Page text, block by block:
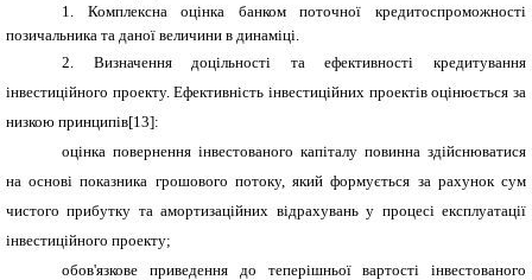
1. Комплексна оцінка банком поточної кредитоспроможності
позичальника та даної величини в динаміці.
2. Визначення доцільності та ефективності кредитування
інвестиційного проекту. Ефективність інвестиційних проектів оцінюється за
низкою принципів[13]:
оцінка повернення інвестованого капіталу повинна здійснюватися
на основі показника грошового потоку, який формується за рахунок сум
чистого прибутку та амортизаційних відрахувань у процесі експлуатації
інвестиційного проекту;
обов'язкове приведення до теперішньої вартості інвестованого